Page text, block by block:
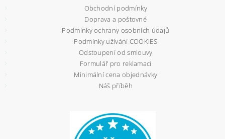
Obchodní podmínky
Doprava a poštovné
Podmínky ochrany osobních údajů
Podmínky užívání COOKIES
Odstoupení od smlouvy
Formulář pro reklamaci
Minimální cena objednávky
Náš příběh